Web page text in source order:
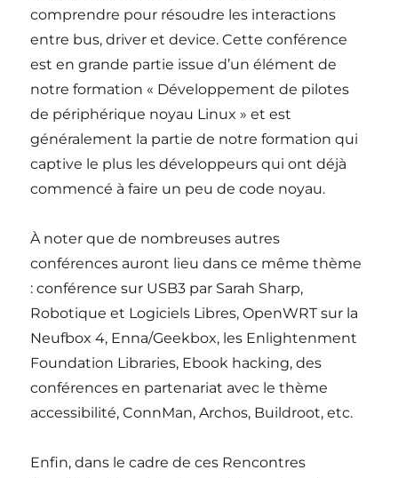
comprendre pour résoudre les interactions
entre bus, driver et device. Cette conférence
est en grande partie issue d’un élément de
notre formation « Développement de pilotes
de périphérique noyau Linux » et est
généralement la partie de notre formation qui
captive le plus les développeurs qui ont déjà
commencé à faire un peu de code noyau.
À noter que de nombreuses autres
conférences auront lieu dans ce même thème
: conférence sur USB3 par Sarah Sharp,
Robotique et Logiciels Libres, OpenWRT sur la
Neufbox 4, Enna/Geekbox, les Enlightenment
Foundation Libraries, Ebook hacking, des
conférences en partenariat avec le thème
accessibilité, ConnMan, Archos, Buildroot, etc.
Enfin, dans le cadre de ces Rencontres